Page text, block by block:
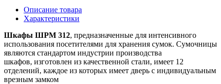
Описание товара
Характеристики
Шкафы ШРМ 312, предназначенные для интенсивного
использования посетителями для хранения сумок. Сумочницы
являются стандартом индустрии производства
шкафов, изготовлен из качественной стали, имеет 12
отделений, каждое из которых имеет дверь с индивидуальным
врезным замком